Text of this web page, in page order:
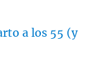
a los 55 (y